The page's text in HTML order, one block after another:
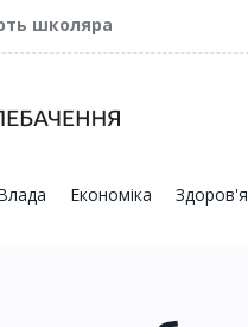
школяра
Економіка Здоров'я